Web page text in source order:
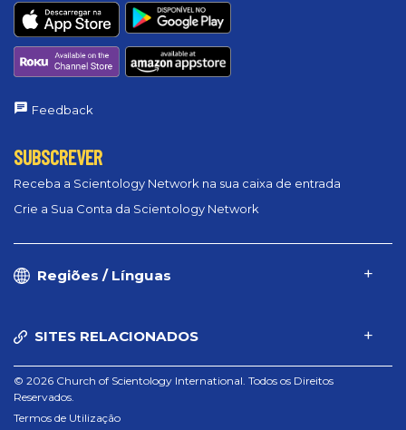
Feedback
SUBSCREVER
Receba a Scientology Network na sua caixa de entrada
Crie a Sua Conta da Scientology Network
Regiões / Línguas
SITES RELACIONADOS
© 2026 Church of Scientology International. Todos os Direitos
Reservados.
Termos de Utilização